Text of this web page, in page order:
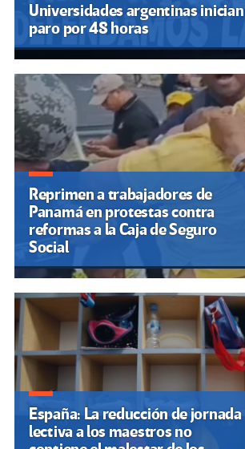
Universidades argentinas inician
paro por 48 horas
Reprimen a trabajadores de
Panamá en protestas contra
reformas a la Caja de Seguro
Social
España: La reducción de jornada
lectiva a los maestros no